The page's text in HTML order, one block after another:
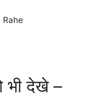
Rahe
भी देखे –